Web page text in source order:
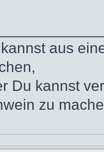
aus
Du kannst
zu